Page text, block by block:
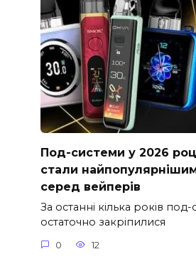
Под-системи у 2026
стали
серед вейперів
За останні кілька років
остаточно закріпилися
0 12